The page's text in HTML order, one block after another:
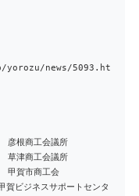
news/5093.ht
根商工会議所
津商工会議所
賀市商工会
ートセンタ